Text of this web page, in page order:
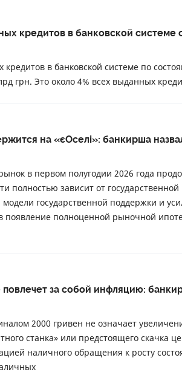
кредитов в банковской системе
в банковской системе по
грн. Это около 4% всех выданных
на «єОселі»: банкирша
в первом полугодии 2026 года
полностью зависит от
государственной поддержки и
полноценной рыночной
повлечет за собой инфляцию:
2000 гривен не означает
станка» или предстоящего скачка
наличного обращения к росту